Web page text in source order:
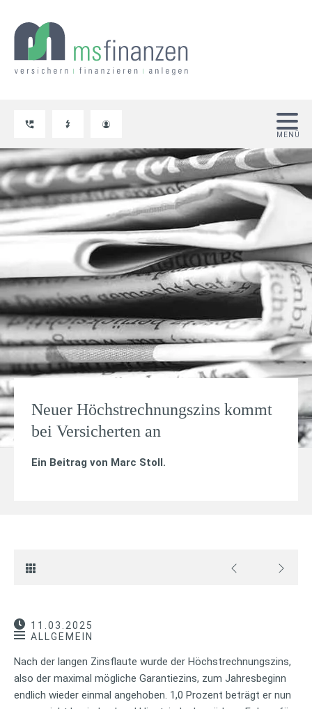
Neuer Höchstrechnungszins kommt
bei Versicherten an
Ein Beitrag von Marc Stoll.
11.03.2025
ALLGEMEIN
Nach der langen Zinsflaute wurde der Höchstrechnungszins,
also der maximal mögliche Garantiezins, zum Jahresbeginn
endlich wieder einmal angehoben. 1,0 Prozent beträgt er nun